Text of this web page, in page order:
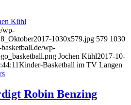
Kühl
wp-
1030x579.jpg 579 1030
wp-
Jochen Kühl2017-10-
Kinder-Basketball im TV Langen
Robin Benzing